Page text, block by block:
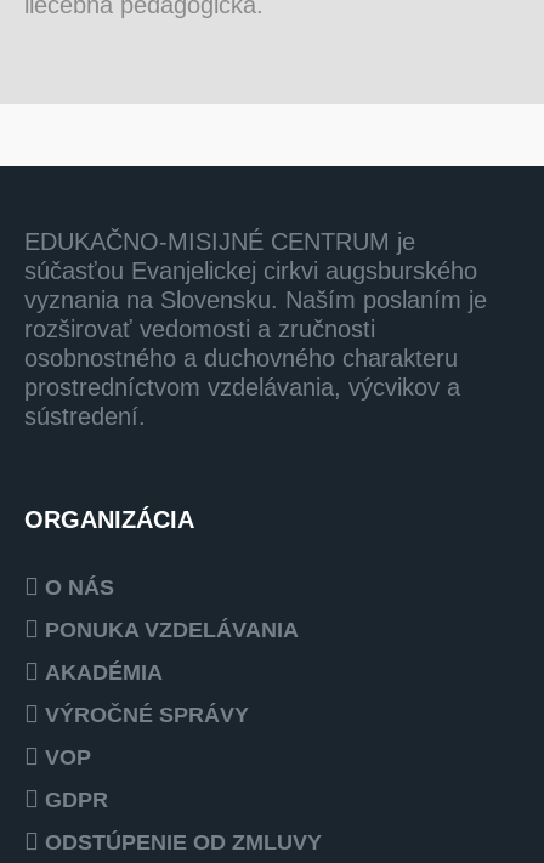
EDUKAČNO-MISIJNÉ CENTRUM je
súčasťou Evanjelickej cirkvi augsburského
vyznania na Slovensku. Naším poslaním je
rozširovať vedomosti a zručnosti
osobnostného a duchovného charakteru
prostredníctvom vzdelávania, výcvikov a
sústredení.
ORGANIZÁCIA
O NÁS
PONUKA VZDELÁVANIA
AKADÉMIA
VÝROČNÉ SPRÁVY
VOP
GDPR
ODSTÚPENIE OD ZMLUVY